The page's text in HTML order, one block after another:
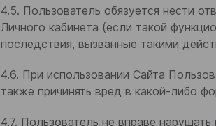
4.5. Пользователь обязуется нести
Личного кабинета (если такой
последствия, вызванные такими
4.6. При использовании Сайта
также причинять вред в какой-либо
4.7. Пользователь не вправе